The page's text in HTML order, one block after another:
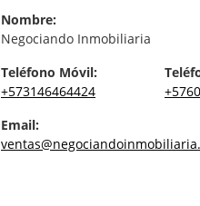
Nombre:
Negociando Inmobiliaria
Teléfono Móvil:
+573146464424
Email: